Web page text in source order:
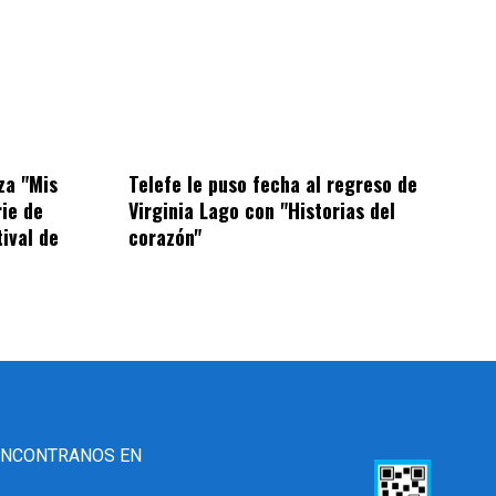
"Mis
de
de
Telefe le puso fecha al regreso de
Virginia Lago con "Historias del
corazón"
EN